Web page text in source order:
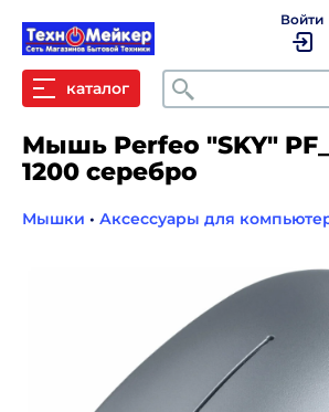
каталог Поиск
Войти
Мышь Perfeo "SKY"
1200 серебро
Мышки • Аксессуары для